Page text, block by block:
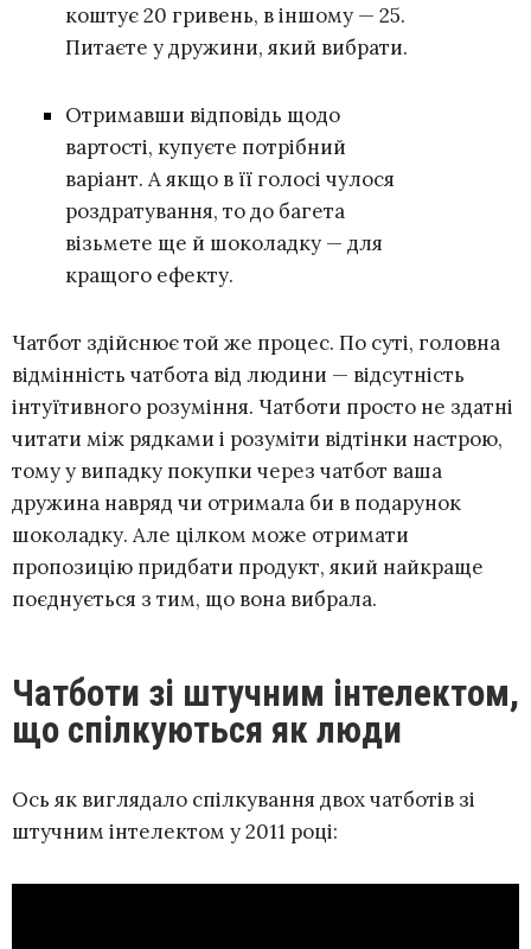
коштує 20 гривень, в іншому — 25.
Питаєте у дружини, який вибрати.
Отримавши відповідь щодо
вартості, купуєте потрібний
варіант. А якщо в її голосі чулося
роздратування, то до багета
візьмете ще й шоколадку — для
кращого ефекту.
Чатбот здійснює той же процес. По суті, головна
відмінність чатбота від людини — відсутність
інтуїтивного розуміння. Чатботи просто не здатні
читати між рядками і розуміти відтінки настрою,
тому у випадку покупки через чатбот ваша
дружина навряд чи отримала би в подарунок
шоколадку. Але цілком може отримати
пропозицію придбати продукт, який найкраще
поєднується з тим, що вона вибрала.
Чатботи зі штучним інтелектом,
що спілкуються як люди
Ось як виглядало спілкування двох чатботів зі
штучним інтелектом у 2011 році: